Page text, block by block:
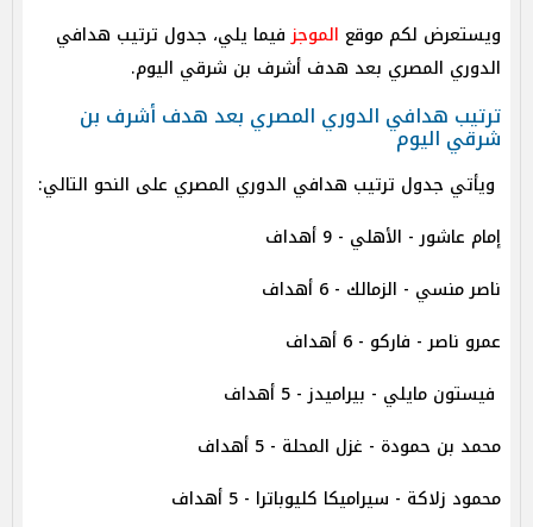
ويستعرض لكم موقع الموجزفيما يلي، جدول ترتيب هدافي
الدوري المصري بعد هدف أشرف بن شرقي اليوم.
ترتيب هدافي الدوري المصري بعد هدف أشرف بن
شرقي اليوم
ويأتي جدول ترتيب هدافي الدوري المصري على النحو التالي:
إمام عاشور - الأهلي - 9 أهداف
ناصر منسي - الزمالك - 6 أهداف
عمرو ناصر - فاركو - 6 أهداف
فيستون مايلي - بيراميدز - 5 أهداف
محمد بن حمودة - غزل المحلة - 5 أهداف
محمود زلاكة - سيراميكا كليوباترا - 5 أهداف